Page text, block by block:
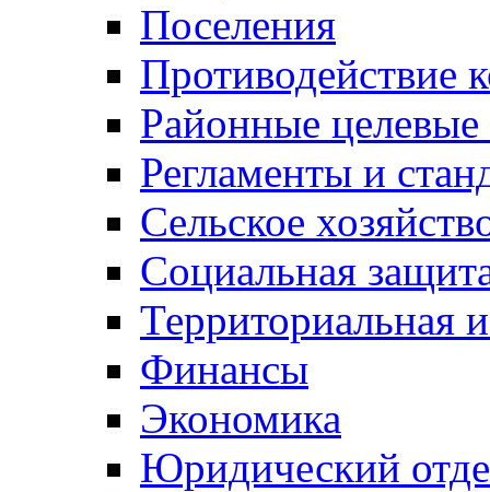
Поселения
Противодействие
Районные
Регламенты и
Сельское
Социальная
Территориальная
Финансы
Экономика
Юридический